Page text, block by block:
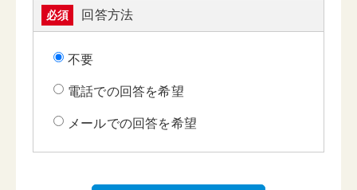
必須 回答方法
不要
電話での回答を希望
メールでの回答を希望